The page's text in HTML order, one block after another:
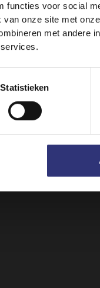
functies voor social
onze site met
met andere
Statistieken